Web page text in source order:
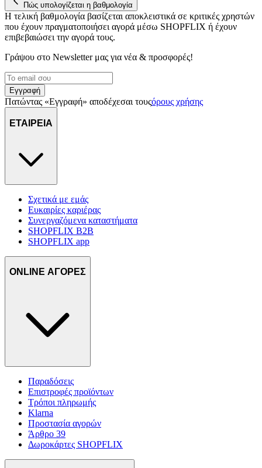
Πώς υπολογίζεται η βαθμολογία
Η τελική βαθμολογία βασίζεται αποκλειστικά σε κριτικές χρηστών
που έχουν πραγματοποιήσει αγορά μέσω SHOPFLIX ή έχουν
επιβεβαιώσει την αγορά τους.
Γράψου στο Νewsletter μας για νέα & προσφορές!
Εγγραφή
Πατώντας «Εγγραφή» αποδέχεσαι τουςόρους χρήσης
ΕΤΑΙΡΕΙΑ
Σχετικά με εμάς
Ευκαιρίες καριέρας
Συνεργαζόμενα καταστήματα
SHOPFLIX B2B
SHOPFLIX app
ONLINE ΑΓΟΡΕΣ
Παραδόσεις
Επιστροφές προϊόντων
Τρόποι πληρωμής
Klarna
Προστασία αγορών
Άρθρο 39
Δωροκάρτες SHOPFLIX